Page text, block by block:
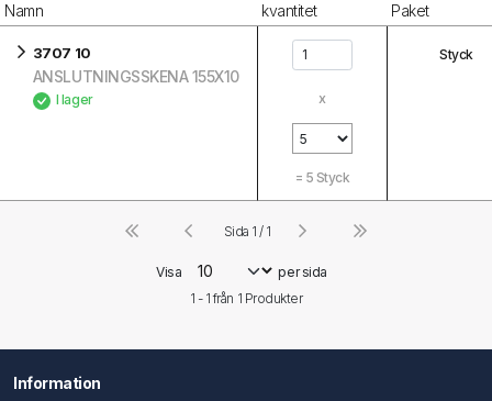
Namn
kvantitet
Paket
3707 10
ANSLUTNINGSSKENA 155X10
I lager x
= 5 Styck
Styck
Visa
per sida
1 - 1 från 1 Produkter
Sida 1 / 1
Information